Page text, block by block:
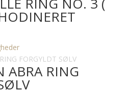
varianter.
Mulighederne
på
varesiden
Dette
vare
har
flere
ABRA RING